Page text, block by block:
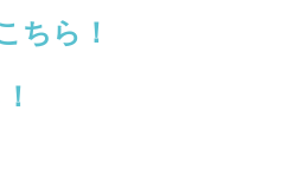
ちら！